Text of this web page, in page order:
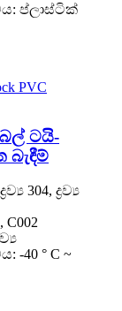
ප්ලාස්ටික්
ටයි-
304, ද්‍රව්‍ය
C002
-40 ° C ~